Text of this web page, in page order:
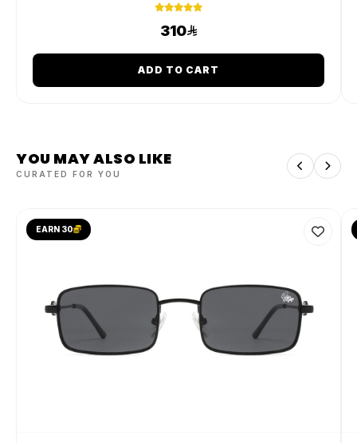
310
ADD TO CART
YOU MAY ALSO LIKE
CURATED FOR YOU
EARN 30